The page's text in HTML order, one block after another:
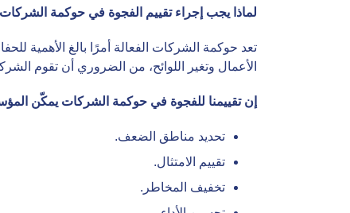
لماذا يجب إجراء تقييم الفجوة في حوكمة
تعد حوكمة الشركات الفعالة أمرًا بالغ الأهمية
الأعمال وتغير اللوائح، من الضروري أن تقوم
إن تقييمنا للفجوة في حوكمة الشركات يمكّن
تحديد مناطق الضعف.
تقييم الامتثال.
تخفيف المخاطر.